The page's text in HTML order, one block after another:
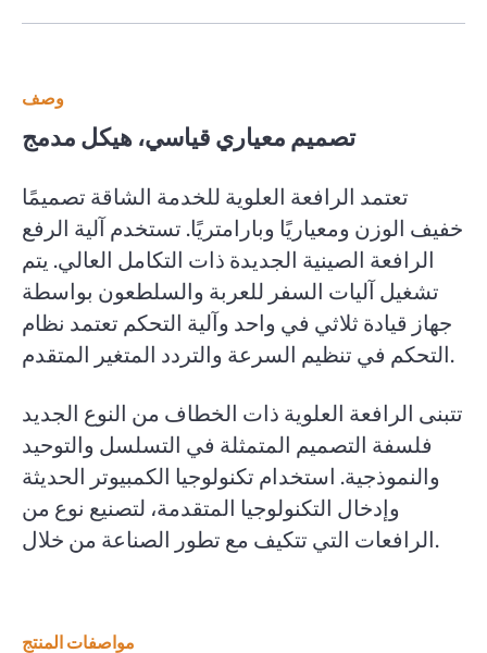
وصف
تصميم معياري قياسي، هيكل مدمج
تعتمد الرافعة العلوية للخدمة الشاقة تصميمًا
خفيف الوزن ومعياريًا وبارامتريًا. تستخدم آلية الرفع
الرافعة الصينية الجديدة ذات التكامل العالي. يتم
تشغيل آليات السفر للعربة والسلطعون بواسطة
جهاز قيادة ثلاثي في واحد وآلية التحكم تعتمد نظام
التحكم في تنظيم السرعة والتردد المتغير المتقدم.
تتبنى الرافعة العلوية ذات الخطاف من النوع الجديد
فلسفة التصميم المتمثلة في التسلسل والتوحيد
والنموذجية. استخدام تكنولوجيا الكمبيوتر الحديثة
وإدخال التكنولوجيا المتقدمة، لتصنيع نوع من
الرافعات التي تتكيف مع تطور الصناعة من خلال.
مواصفات المنتج